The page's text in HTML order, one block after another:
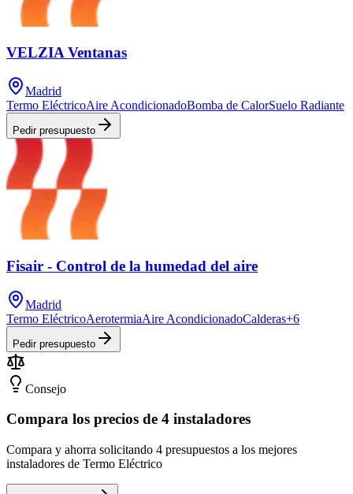
VELZIA Ventanas
Madrid
Termo EléctricoAire AcondicionadoBomba de CalorSuelo Radiante
Pedir presupuesto
Fisair - Control de la humedad del aire
Madrid
Termo EléctricoAerotermiaAire AcondicionadoCalderas+6
Pedir presupuesto
Consejo
Compara los precios de 4 instaladores
Compara y ahorra solicitando 4 presupuestos a los mejores
instaladores de Termo Eléctrico